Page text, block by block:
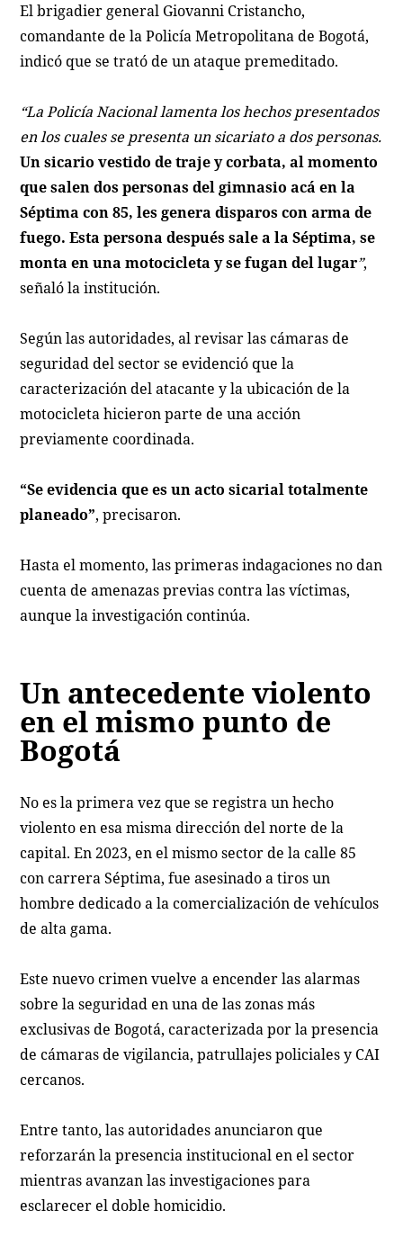
El brigadier general Giovanni Cristancho,
comandante de la Policía Metropolitana de Bogotá,
indicó que se trató de un ataque premeditado.
“La Policía Nacional lamenta los hechos presentados
en los cuales se presenta un sicariato a dos personas.
Un sicario vestido de traje y corbata, al momento
que salen dos personas del gimnasio acá en la
Séptima con 85, les genera disparos con arma de
fuego. Esta persona después sale a la Séptima, se
monta en una motocicleta y se fugan del lugar”,
señaló la institución.
Según las autoridades, al revisar las cámaras de
seguridad del sector se evidenció que la
caracterización del atacante y la ubicación de la
motocicleta hicieron parte de una acción
previamente coordinada.
“Se evidencia que es un acto sicarial totalmente
planeado”, precisaron.
Hasta el momento, las primeras indagaciones no dan
cuenta de amenazas previas contra las víctimas,
aunque la investigación continúa.
Un antecedente violento
en el mismo punto de
Bogotá
No es la primera vez que se registra un hecho
violento en esa misma dirección del norte de la
capital. En 2023, en el mismo sector de la calle 85
con carrera Séptima, fue asesinado a tiros un
hombre dedicado a la comercialización de vehículos
de alta gama.
Este nuevo crimen vuelve a encender las alarmas
sobre la seguridad en una de las zonas más
exclusivas de Bogotá, caracterizada por la presencia
de cámaras de vigilancia, patrullajes policiales y CAI
cercanos.
Entre tanto, las autoridades anunciaron que
reforzarán la presencia institucional en el sector
mientras avanzan las investigaciones para
esclarecer el doble homicidio.